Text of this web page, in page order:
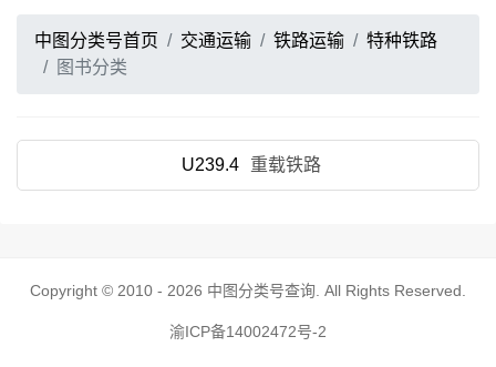
中图分类号首页 交通运输 铁路运输
特种铁路
图书分类
U239.4 重载铁路
Copyright © 2010 - 2026 中图分类号查询 . All Rights Reserved.
渝ICP备14002472号-2